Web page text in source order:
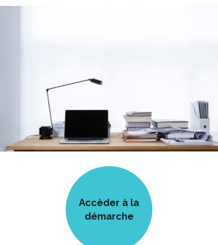
Accèder à la
démarche